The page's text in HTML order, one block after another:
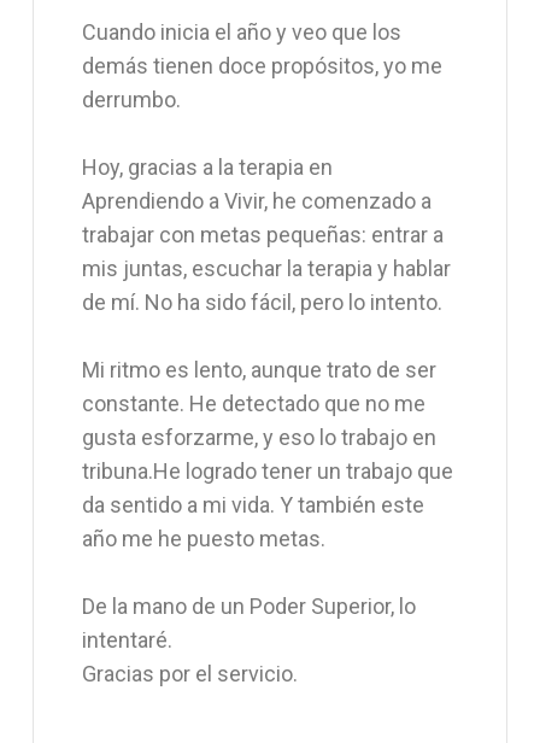
Cuando inicia el año y veo que los
demás tienen doce propósitos, yo me
derrumbo.
Hoy, gracias a la terapia en
Aprendiendo a Vivir, he comenzado a
trabajar con metas pequeñas: entrar a
mis juntas, escuchar la terapia y hablar
de mí. No ha sido fácil, pero lo intento.
Mi ritmo es lento, aunque trato de ser
constante. He detectado que no me
gusta esforzarme, y eso lo trabajo en
tribuna.He logrado tener un trabajo que
da sentido a mi vida. Y también este
año me he puesto metas.
De la mano de un Poder Superior, lo
intentaré.
Gracias por el servicio.